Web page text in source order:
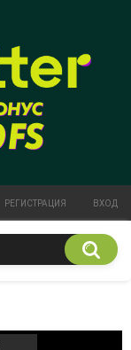
РЕГИСТРАЦИЯ ВХОД